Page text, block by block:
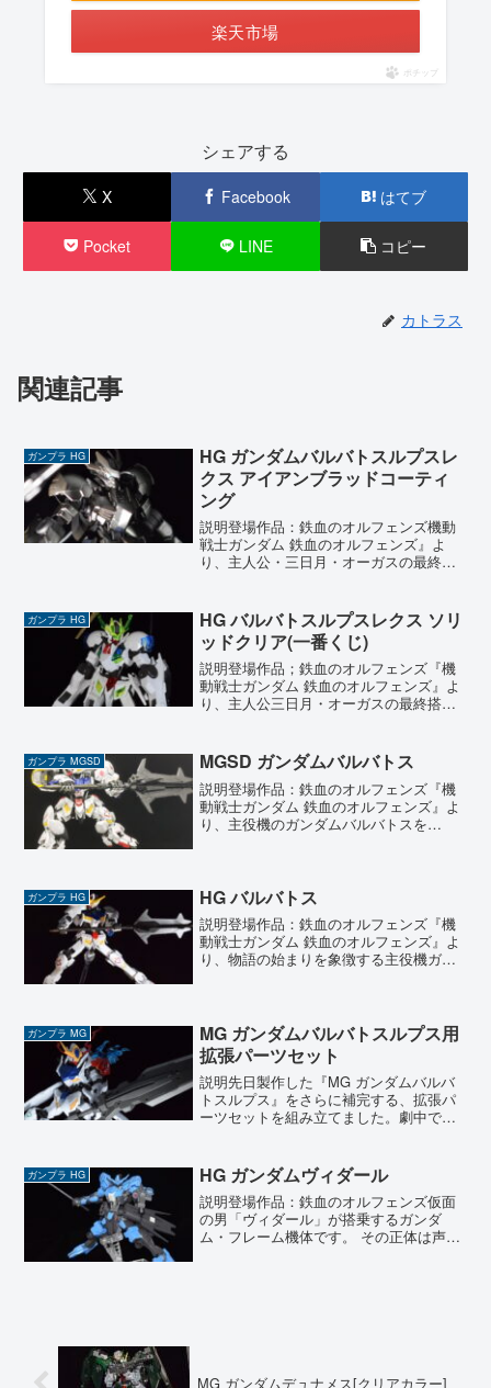
楽天市場
ポチップ
シェアする
X Facebook はてブ
Pocket LINE コピー
カトラス
関連記事
ガンプラ HG
HG ガンダムバルバトスルプスレ
クス アイアンブラッドコーティ
ング
説明登場作品：鉄血のオルフェンズ機動
戦士ガンダム 鉄血のオルフェンズ』よ
り、主人公・三日月・オーガスの最終機
仕様で登場。本来のホワイトを基調とし
たカラーから一転、全身が...
ガンプラ HG
HG バルバトスルプスレクス ソリ
ッドクリア(一番くじ)
説明登場作品；鉄血のオルフェンズ『機
動戦士ガンダム 鉄血のオルフェンズ』よ
り、主人公三日月・オーガスの最終搭乗
意味があり、その名の通り狼の王を彷彿
とさせる荒々しいシル...
ガンプラ MGSD MGSD ガンダムバルバトス
説明登場作品：鉄血のオルフェンズ『機
動戦士ガンダム 鉄血のオルフェンズ』よ
り、主役機のガンダムバルバトスを
オリティを凝縮した...
ガンプラ HG HG バルバトス
説明登場作品：鉄血のオルフェンズ『機
動戦士ガンダム 鉄血のオルフェンズ』よ
り、物語の始まりを象徴する主役機ガン
形態を選択しまし...
ガンプラ MG
MG ガンダムバルバトスルプス用
拡張パーツセット
説明先日製作した『MG ガンダムバルバ
トスルプス』をさらに補完する、拡張パ
ーツセットを組み立てました。劇中での
もいえる『悪魔的』な雰囲気を引き出す
素晴らしいキットです。...
ガンプラ HG HG ガンダムヴィダール
説明登場作品：鉄血のオルフェンズ仮面
の男「ヴィダール」が搭乗するガンダ
ム・フレーム機体です。 その正体は声や
MG ガンダムデュナメス[クリアカラー]